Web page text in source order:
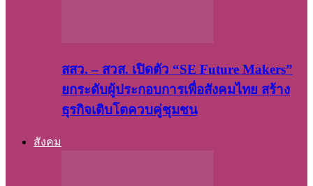
สสว. – สวส. เปิดตัว “SE Future Makers”
ยกระดับผู้ประกอบการเพื่อสังคมไทย สร้าง
ธุรกิจเติบโตควบคู่ชุมชน
สังคม